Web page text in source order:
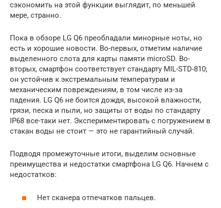
сэкономить на этой функции выглядит, по меньшей
мере, странно.
Пока в обзоре LG Q6 преобладали минорные ноты, но
есть и хорошие новости. Во-первых, отметим наличие
выделенного слота для карты памяти microSD. Во-
вторых, смартфон соответствует стандарту MIL-STD-810;
он устойчив к экстремальным температурам и
механическим повреждениям, в том числе из-за
падения. LG Q6 не боится дождя, высокой влажности,
грязи, песка и пыли, но защиты от воды по стандарту
IP68 все-таки нет. Экспериментировать с погружением в
стакан воды не стоит — это не гарантийный случай.
Подводя промежуточные итоги, выделим основные
преимущества и недостатки смартфона LG Q6. Начнем с
недостатков:
Нет сканера отпечатков пальцев.